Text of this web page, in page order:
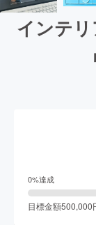
インテ
0%達成
目標金額500,000